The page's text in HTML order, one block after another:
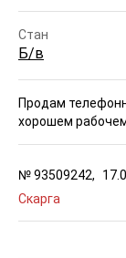
Стан
Б/в
Продам
хорошем
№93509242,
Скарга